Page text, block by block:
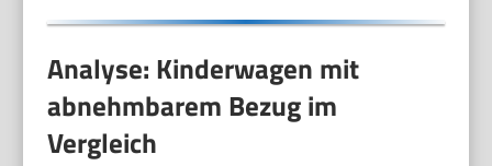
Analyse: Kinderwagen mit
abnehmbarem Bezug im
Vergleich